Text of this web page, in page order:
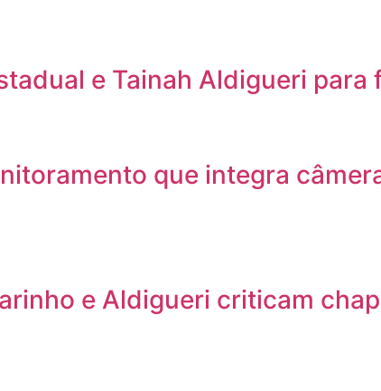
e Tainah Aldigueri para
que integra
e Aldigueri criticam